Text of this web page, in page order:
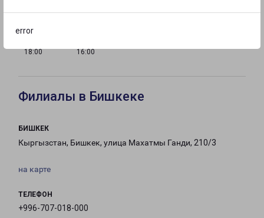
error
18:00
16:00
Филиалы в Бишкеке
БИШКЕК
Кыргызстан, Бишкек, улица Махатмы Ганди, 210/3
на карте
ТЕЛЕФОН
+996-707-018-000